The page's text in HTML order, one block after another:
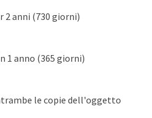
2 anni (730 giorni)
1 anno (365 giorni)
le copie dell'oggetto